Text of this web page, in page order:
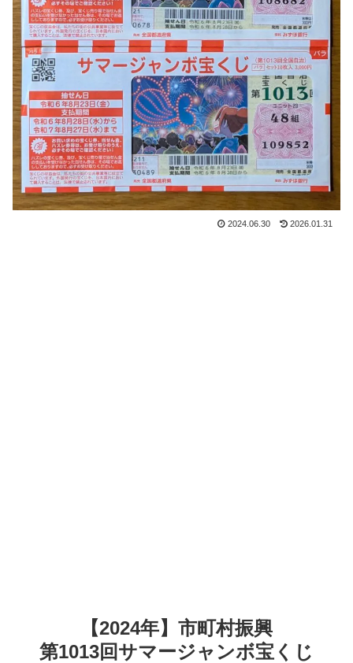
2024.06.30 2026.01.31
【2024年】市町村振興
第1013回サマージャンボ宝くじ